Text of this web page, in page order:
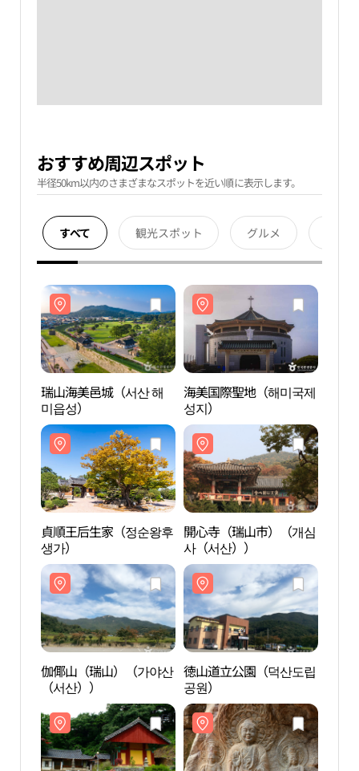
おすすめ周辺スポット
半径50km以内のさまざまなスポットを近い順に表示します。
すべて 観光スポット グルメ
瑞山海美邑城（서산 해
미읍성）
海美国際聖地（해미국제
성지）
貞順王后生家（정순왕후
생가）
開心寺（瑞山市）（개심
사（서산））
伽倻山（瑞山）（가야산
（서산））
徳山道立公園（덕산도립
공원）